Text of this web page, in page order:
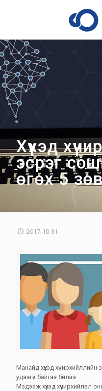
Хүүхэд
эсрэг
өгөх 5
2017-10-31
Манайд хүүхэд
удаагүй байгаа билээ.
Мэдээж хүүхэд хүчирхийлэл